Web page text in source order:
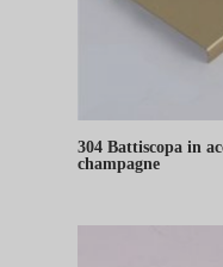
304 Battiscopa in
champagne